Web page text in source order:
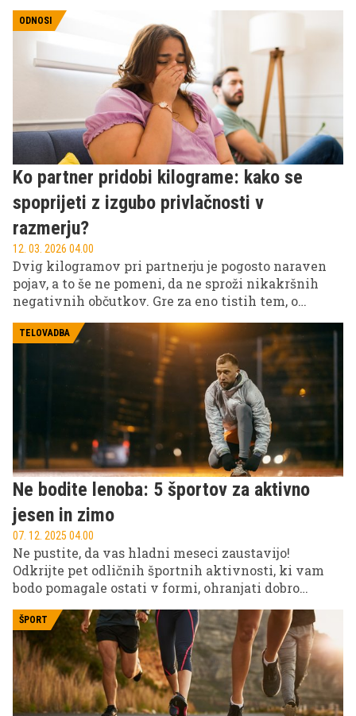
ODNOSI
Ko partner pridobi kilograme: kako se
spoprijeti z izgubo privlačnosti v
razmerju?
12. 03. 2026 04.00
Dvig kilogramov pri partnerju je pogosto naraven
pojav, a to še ne pomeni, da ne sproži nikakršnih
negativnih občutkov. Gre za eno tistih tem, o
pripenjajo močni negativni občutki, če se z njo
soočamo. A kljub temu gre za temo, ki je realnost
marsikatere dolgotrajne zveze.
TELOVADBA
Ne bodite lenoba: 5 športov za aktivno
jesen in zimo
07. 12. 2025 04.00
Ne pustite, da vas hladni meseci zaustavijo!
Odkrijte pet odličnih športnih aktivnosti, ki vam
bodo pomagale ostati v formi, ohranjati dobro
ko motivacija upade. Poiščite svoje najljubše v vodi,
v naravi ali v telovadnici.
ŠPORT